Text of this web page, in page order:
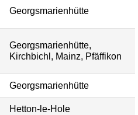
Georgsmarienhütte
Georgsmarienhütte,
Kirchbichl, Mainz, Pfäffikon
Georgsmarienhütte
Hetton-le-Hole